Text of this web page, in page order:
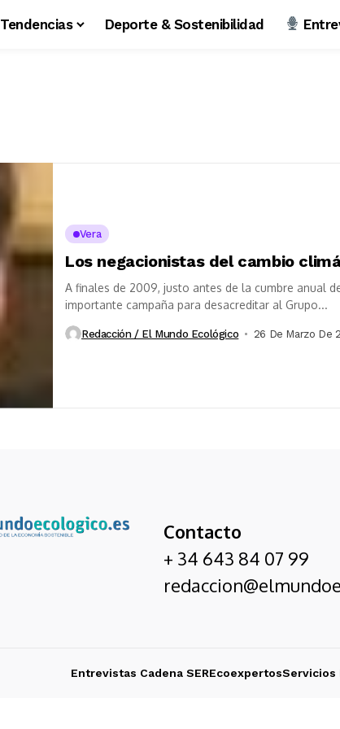
Tendencias Deporte & Sostenibilidad
Vera
Los negacionistas del cambio
A finales de 2009, justo antes de la cumbre anual
importante campaña para desacreditar al Grupo...
Redacción / El Mundo Ecológico 26 De Marzo De
Contacto
+ 34 643 84 07 99
Entrevistas Cadena SEREcoexpertosServicios